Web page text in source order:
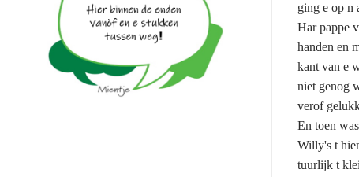
ging e op n
Har pappe
handen en
kant van e
niet genog
verof
En toen
Willy's t
tuurlijk t